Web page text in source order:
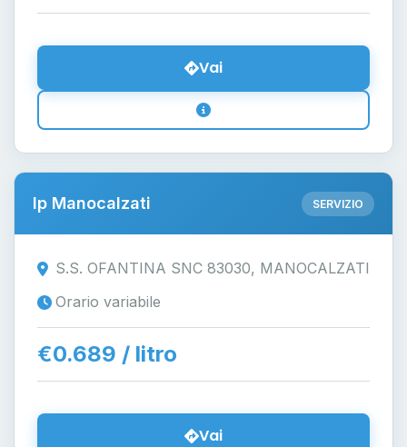
Vai
Ip Manocalzati SERVIZIO
S.S. OFANTINA SNC 83030, MANOCALZATI
Orario variabile
€0.689 / litro
Vai